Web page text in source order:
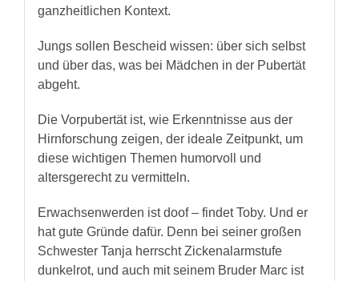
ganzheitlichen Kontext.
Jungs sollen Bescheid wissen: über sich selbst
und über das, was bei Mädchen in der Pubertät
abgeht.
Die Vorpubertät ist, wie Erkenntnisse aus der
Hirnforschung zeigen, der ideale Zeitpunkt, um
diese wichtigen Themen humorvoll und
altersgerecht zu vermitteln.
Erwachsenwerden ist doof – findet Toby. Und er
hat gute Gründe dafür. Denn bei seiner großen
Schwester Tanja herrscht Zickenalarmstufe
dunkelrot, und auch mit seinem Bruder Marc ist